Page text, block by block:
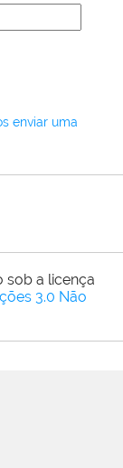
enviar uma
sob a licença
3.0 Não